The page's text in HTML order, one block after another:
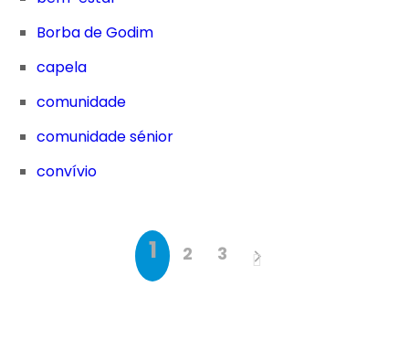
Borba de Godim
capela
comunidade
comunidade sénior
convívio
1 2 3